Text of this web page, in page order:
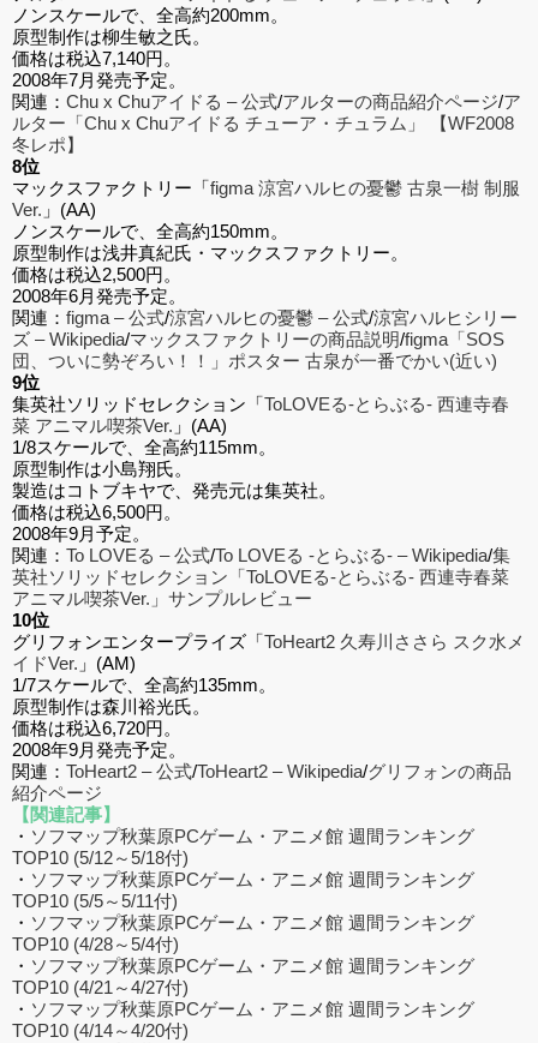
ノンスケールで、全高約200mm。
原型制作は柳生敏之氏。
価格は税込7,140円。
2008年7月発売予定。
関連： Chu x Chuアイドる – 公式/アルターの商品紹介ページ/ア
ルター「Chu x Chuアイドる チューア・チュラム」 【WF2008
冬レポ】
8位
マックスファクトリー「figma 涼宮ハルヒの憂鬱 古泉一樹 制服
Ver. 」(AA)
ノンスケールで、全高約150mm。
原型制作は浅井真紀氏・マックスファクトリー。
価格は税込2,500円。
2008年6月発売予定。
関連： figma – 公式/涼宮ハルヒの憂鬱 – 公式/涼宮ハルヒシリー
ズ – Wikipedia/マックスファクトリーの商品説明/figma「SOS
団、ついに勢ぞろい！！」ポスター 古泉が一番でかい(近い)
9位
集英社ソリッドセレクション「ToLOVEる-とらぶる- 西連寺春
菜 アニマル喫茶Ver. 」(AA)
1/8スケールで、全高約115mm。
原型制作は小島翔氏。
製造はコトブキヤで、発売元は集英社。
価格は税込6,500円。
2008年9月予定。
関連： To LOVEる – 公式/To LOVEる -とらぶる- – Wikipedia/集
英社ソリッドセレクション「ToLOVEる-とらぶる- 西連寺春菜
アニマル喫茶Ver.」サンプルレビュー
10位
グリフォンエンタープライズ「ToHeart2 久寿川ささら スク水メ
イドVer. 」(AM)
1/7スケールで、全高約135mm。
原型制作は森川裕光氏。
価格は税込6,720円。
2008年9月発売予定。
関連： ToHeart2 – 公式/ToHeart2 – Wikipedia/グリフォンの商品
紹介ページ
【関連記事】
・ ソフマップ秋葉原PCゲーム・アニメ館 週間ランキング
TOP10 (5/12～5/18付)
・ ソフマップ秋葉原PCゲーム・アニメ館 週間ランキング
TOP10 (5/5～5/11付)
・ ソフマップ秋葉原PCゲーム・アニメ館 週間ランキング
TOP10 (4/28～5/4付)
・ ソフマップ秋葉原PCゲーム・アニメ館 週間ランキング
TOP10 (4/21～4/27付)
・ ソフマップ秋葉原PCゲーム・アニメ館 週間ランキング
TOP10 (4/14～4/20付)